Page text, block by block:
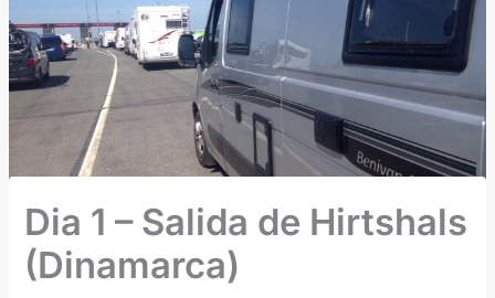
Dia 1 – Salida de Hirtshals
(Dinamarca)